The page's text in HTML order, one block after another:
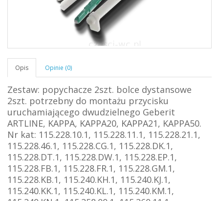
Opis Opinie (0)
Zestaw: popychacze 2szt. bolce dystansowe
2szt. potrzebny do montażu przycisku
uruchamiającego dwudzielnego Geberit
ARTLINE, KAPPA, KAPPA20, KAPPA21, KAPPA50.
Nr kat: 115.228.10.1, 115.228.11.1, 115.228.21.1,
115.228.46.1, 115.228.CG.1, 115.228.DK.1,
115.228.DT.1, 115.228.DW.1, 115.228.EP.1,
115.228.FB.1, 115.228.FR.1, 115.228.GM.1,
115.228.KB.1, 115.240.KH.1, 115.240.KJ.1,
115.240.KK.1, 115.240.KL.1, 115.240.KM.1,